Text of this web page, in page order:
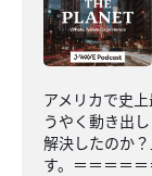
アメリカで史
うやく動き出
解決したのか
す。＝＝＝＝